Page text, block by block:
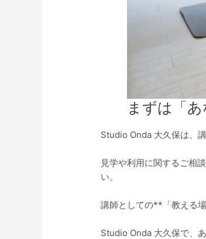
まずは「
Studio Onda 大久保は、
見学や利用に関するご相
い。
講師としての**「教える
Studio Onda 大久保で、